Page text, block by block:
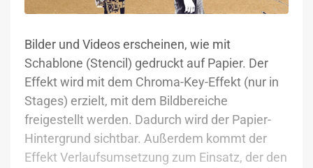
Bilder und Videos erscheinen, wie mit
Schablone (Stencil) gedruckt auf Papier. Der
Effekt wird mit dem Chroma-Key-Effekt (nur in
Stages) erzielt, mit dem Bildbereiche
freigestellt werden. Dadurch wird der Papier-
Hintergrund sichtbar. Außerdem kommt der
Effekt Verlaufsumsetzung zum Einsatz, der den